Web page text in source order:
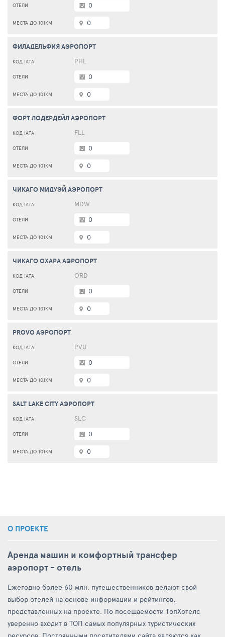
0
0
ФИЛАДЕЛЬФИЯ АЭРОПОРТ
PHL
0
0
ФОРТ ЛОДЕРДЕЙЛ АЭРОПОРТ
FLL
0
0
ЧИКАГО МИДУЭЙ АЭРОПОРТ
MDW
0
0
ЧИКАГО ОХАРА АЭРОПОРТ
ORD
0
0
PROVO АЭРОПОРТ
PVU
0
0
SALT LAKE CITY АЭРОПОРТ
SLC
0
0
О ПРОЕКТЕ
Аренда машин и комфортный трансфер
аэропорт - отель
Ежегодно более 60 млн. путешественников делают свой
выбор отелей на основе информации и рейтингов,
представленных на проекте. По посещаемости ТопХотелс
уверенно входит в ТОП самых популярных туристических